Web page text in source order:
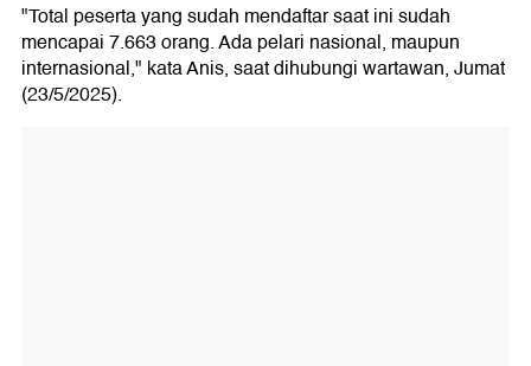
"Total peserta yang sudah mendaftar saat ini sudah
mencapai 7.663 orang. Ada pelari nasional, maupun
internasional," kata Anis, saat dihubungi wartawan, Jumat
(23/5/2025).